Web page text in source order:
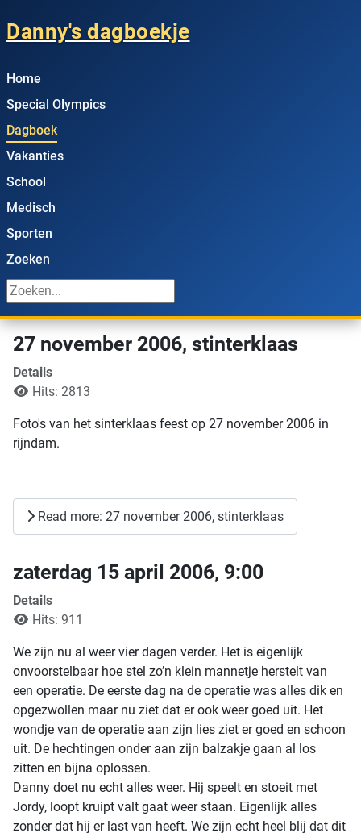
Danny's dagboekje
Home
Special Olympics
Dagboek
Vakanties
School
Medisch
Sporten
Zoeken
27 november 2006, stinterklaas
Details
Hits: 2813
Foto's van het sinterklaas feest op 27 november 2006 in
rijndam.
Read more: 27 november 2006, stinterklaas
zaterdag 15 april 2006, 9:00
Details
Hits: 911
We zijn nu al weer vier dagen verder. Het is eigenlijk
onvoorstelbaar hoe stel zo’n klein mannetje herstelt van
een operatie. De eerste dag na de operatie was alles dik en
opgezwollen maar nu ziet dat er ook weer goed uit. Het
wondje van de operatie aan zijn lies ziet er goed en schoon
uit. De hechtingen onder aan zijn balzakje gaan al los
zitten en bijna oplossen.
Danny doet nu echt alles weer. Hij speelt en stoeit met
Jordy, loopt kruipt valt gaat weer staan. Eigenlijk alles
zonder dat hij er last van heeft. We zijn echt heel blij dat dit